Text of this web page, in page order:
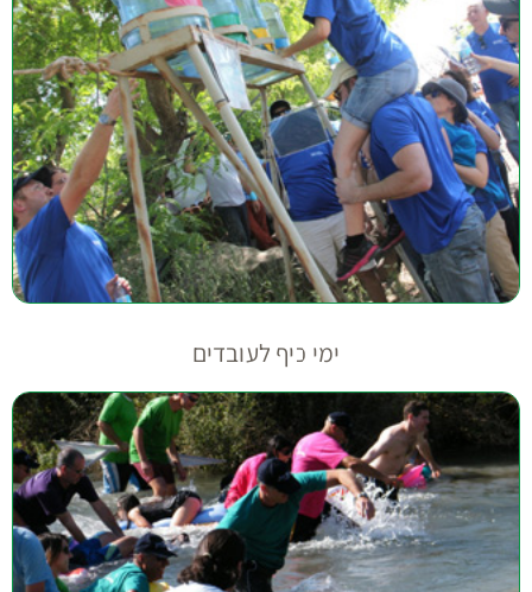
ימי כיף לעובדים